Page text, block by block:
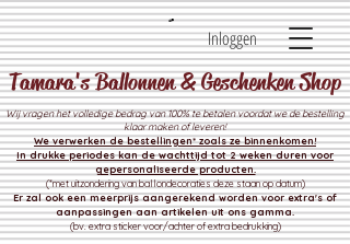
Tamara's Ballonnen & Geschenken Shop
Wij vragen het volledige bedrag van 100% te betalen voordat we de bestelling
klaar maken of leveren!
We verwerken de bestellingen* zoals ze binnenkomen!
In drukke periodes kan de wachttijd tot 2 weken duren voor
gepersonaliseerde producten.
(*met uitzondering van ballondecoraties deze staan op datum)
Er zal ook een meerprijs aangerekend worden voor extra's of
aanpassingen aan artikelen uit ons gamma.
(bv. extra sticker voor/achter of extra bedrukking)
Inloggen